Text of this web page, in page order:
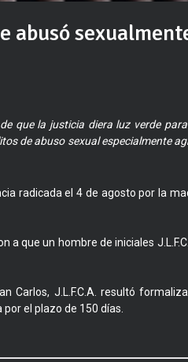
abusó
que la justicia diera luz verde
de abuso sexual especialmente
radicada el 4 de agosto por la
a que un hombre de iniciales
Carlos, J.L.F.C.A. resultó
el plazo de 150 días.